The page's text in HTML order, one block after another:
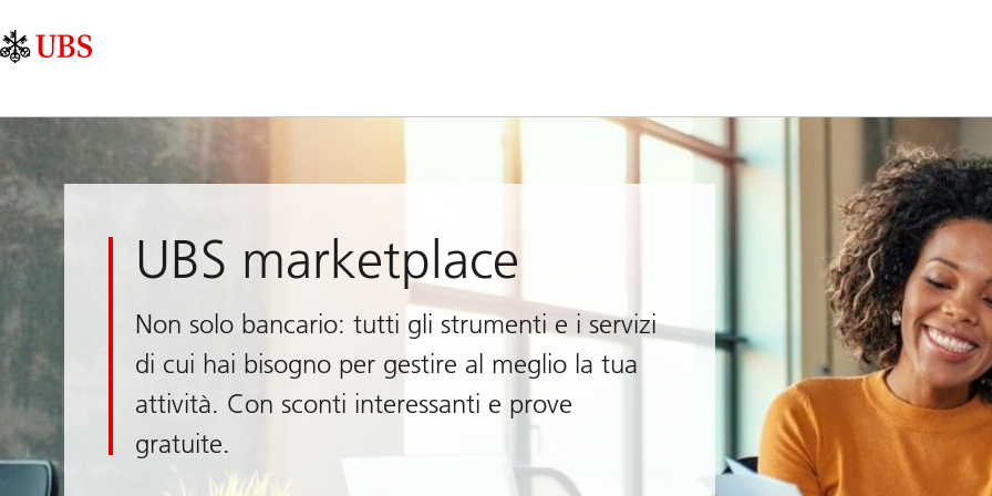
Area
principale
UBS marketplace
Non solo bancario: tutti gli strumenti e i servizi
di cui hai bisogno per gestire al meglio la tua
attività. Con sconti interessanti e prove
gratuite.